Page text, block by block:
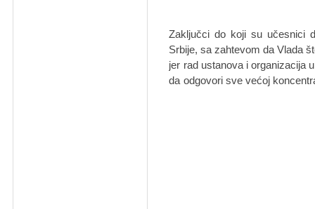
Zaključci do koji su učesnici
Srbije, sa zahtevom da Vlada
jer rad ustanova i organizacija
da odgovori sve većoj